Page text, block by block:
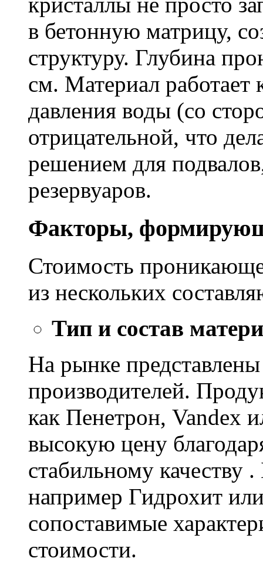
в бетонную матрицу,
структуру. Глубина
см. Материал работает
давления воды (со
отрицательной, что
решением для
резервуаров.
Факторы,
Стоимость
из нескольких
Тип и состав
На рынке
производителей.
как Пенетрон, Vandex
высокую цену
стабильному качеству
например Гидрохит
сопоставимые
стоимости.